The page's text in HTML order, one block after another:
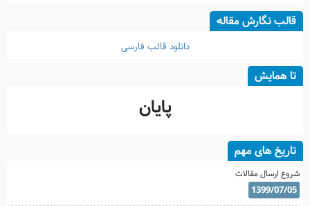
قالب نگارش مقاله
دانلود قالب فارسی
تا همایش
پایان
تاریخ های مهم
شروع ارسال مقالات
1399/07/05